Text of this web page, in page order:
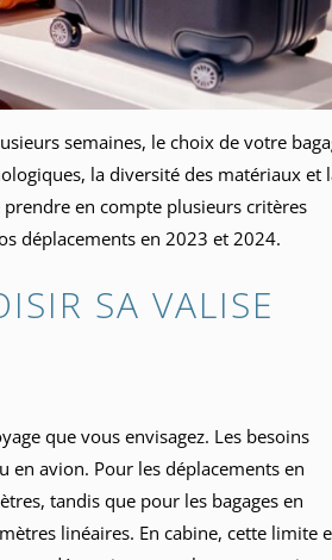
semaines, le choix de votre
la diversité des matériaux et
en compte plusieurs critères
déplacements en 2023 et 2024.
SA VALISE
que vous envisagez. Les besoins
avion. Pour les déplacements en
tandis que pour les bagages en
linéaires. En cabine, cette limite